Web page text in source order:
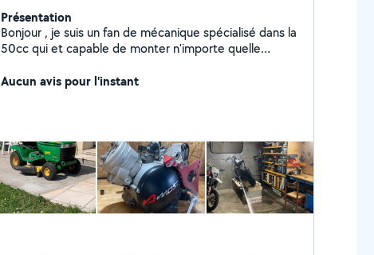
Présentation
Bonjour , je suis un fan de mécanique spécialisé dans la
50cc qui et capable de monter n'importe quelle
scooter
Aucun avis pour l'instant